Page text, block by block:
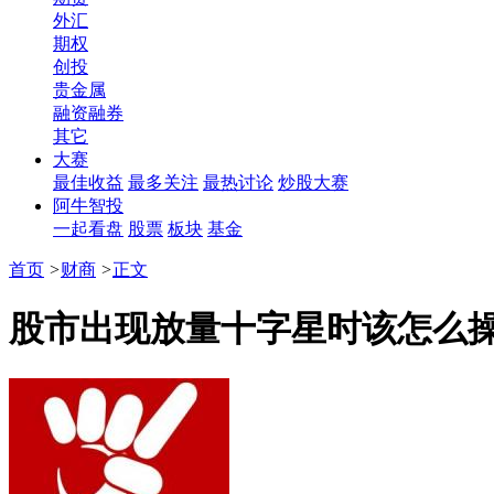
外汇
期权
创投
贵金属
融资融券
其它
大赛
最佳收益 最多关注 最热讨论 炒股大赛
阿牛智投
一起看盘 股票 板块 基金
首页 >财商 >正文
股市出现放量十字星时该怎么